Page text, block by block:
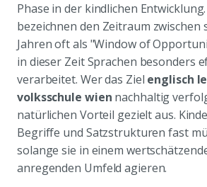
Phase in der kindlichen
bezeichnen den Zeitraum zwischen
Jahren oft als "Window of
in dieser Zeit Sprachen besonders
verarbeitet. Wer das Ziel englisch
volksschule wien nachhaltig
natürlichen Vorteil gezielt aus.
Begriffe und Satzstrukturen fast
solange sie in einem
anregenden Umfeld agieren.